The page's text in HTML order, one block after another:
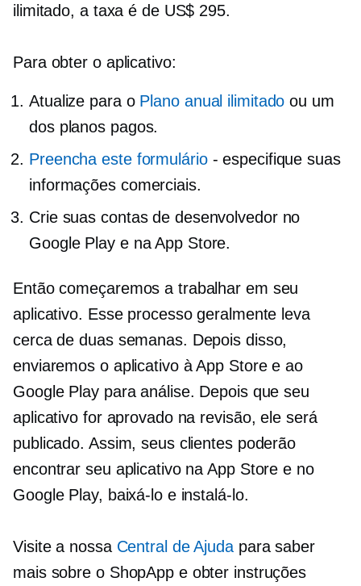
ilimitado, a taxa é de US$ 295.
Para obter o aplicativo:
Atualize para o Plano anual ilimitado ou um
dos planos pagos.
Preencha este formulário- especifique suas
informações comerciais.
Crie suas contas de desenvolvedor no
Google Play e na App Store.
Então começaremos a trabalhar em seu
aplicativo. Esse processo geralmente leva
cerca de duas semanas. Depois disso,
enviaremos o aplicativo à App Store e ao
Google Play para análise. Depois que seu
aplicativo for aprovado na revisão, ele será
publicado. Assim, seus clientes poderão
encontrar seu aplicativo na App Store e no
Google Play, baixá-lo e instalá-lo.
Visite a nossa Central de Ajudapara saber
mais sobre o ShopApp e obter instruções